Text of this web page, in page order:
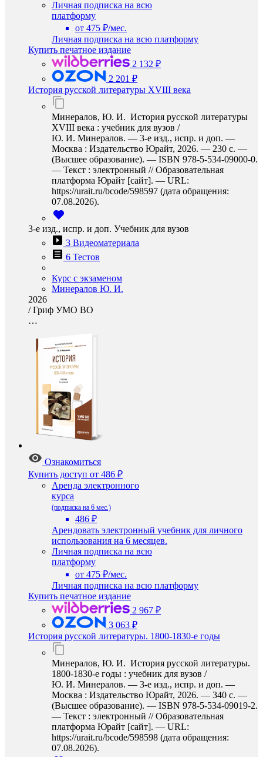
Личная подписка на всю
платформу
от 475 ₽/мес.
Личная подписка на всю платформу
Купить печатное издание
2 132 ₽
2 201 ₽
История русской литературы XVIII века
Минералов, Ю. И. История русской литературы
XVIII века : учебник для вузов /
Ю. И. Минералов. — 3-е изд., испр. и доп. —
Москва : Издательство Юрайт, 2026. — 230 с. —
(Высшее образование). — ISBN 978-5-534-09000-0.
— Текст : электронный // Образовательная
платформа Юрайт [сайт]. — URL:
https://urait.ru/bcode/598597 (дата обращения:
07.08.2026).
3-е изд., испр. и доп. Учебник для вузов
3 Видеоматериала
6 Тестов
Курс с экзаменом
Минералов Ю. И.
2026
/Гриф УМО ВО
…
Ознакомиться
Купить доступ от 486 ₽
Аренда электронного
курса
(подписка на 6 мес.)
486 ₽
Арендовать электронный учебник для личного
использования на 6 месяцев.
Личная подписка на всю
платформу
от 475 ₽/мес.
Личная подписка на всю платформу
Купить печатное издание
2 967 ₽
3 063 ₽
История русской литературы. 1800-1830-е годы
Минералов, Ю. И. История русской литературы.
1800-1830-е годы : учебник для вузов /
Ю. И. Минералов. — 3-е изд., испр. и доп. —
Москва : Издательство Юрайт, 2026. — 340 с. —
(Высшее образование). — ISBN 978-5-534-09019-2.
— Текст : электронный // Образовательная
платформа Юрайт [сайт]. — URL:
https://urait.ru/bcode/598598 (дата обращения:
07.08.2026).